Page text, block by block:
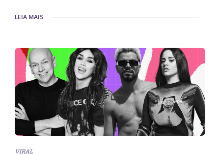
LEIA MAIS
VIRAL